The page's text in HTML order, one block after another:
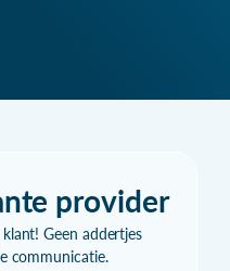
provider
Geen addertjes
communicatie.